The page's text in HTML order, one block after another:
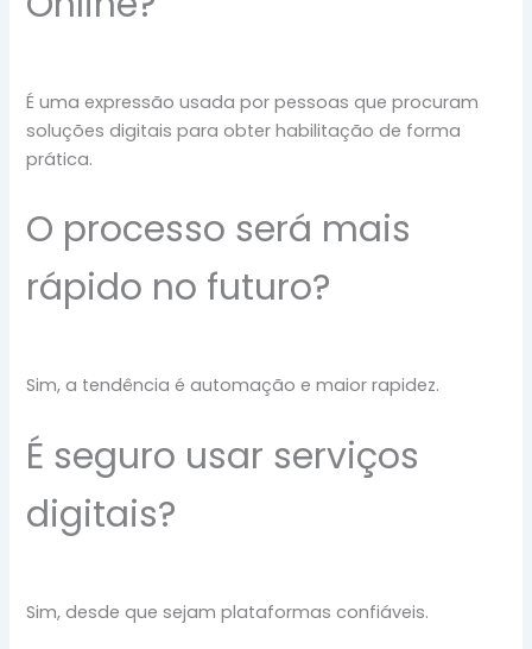
É uma expressão usada por pessoas que procuram
soluções digitais para obter habilitação de forma
prática.
O processo será mais
rápido no futuro?
Sim, a tendência é automação e maior rapidez.
É seguro usar serviços
digitais?
Sim, desde que sejam plataformas confiáveis.